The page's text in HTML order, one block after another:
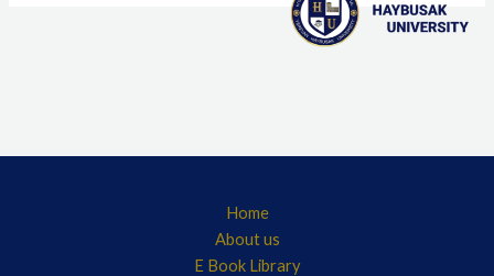
Home
About us
E Book Library